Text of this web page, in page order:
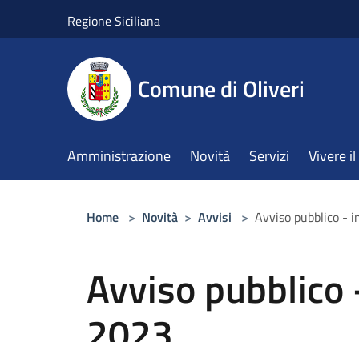
Regione Siciliana
Comune di Oliveri
Amministrazione Novità Servizi Vivere
Home > Novità > Avvisi > Avviso pubblico -
Avviso